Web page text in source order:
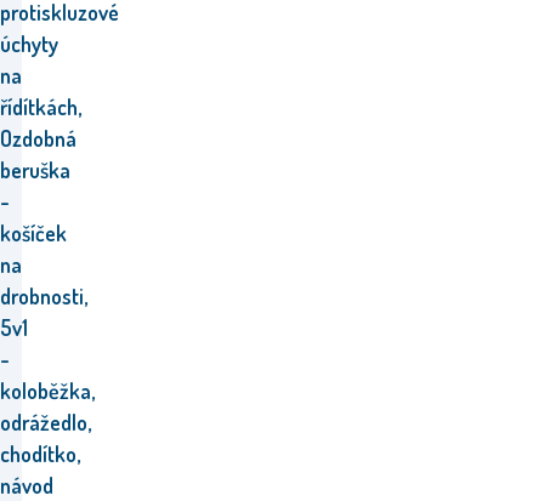
protiskluzové
úchyty
na
řídítkách,
Ozdobná
beruška
-
košíček
na
drobnosti,
5v1
-
koloběžka,
odrážedlo,
chodítko,
návod